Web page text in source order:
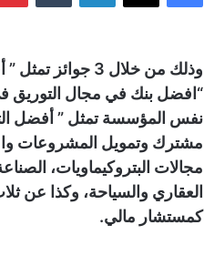
وذلك من خلال 3
نفس المؤسسة تمثل ” أفضل
مشترك وتمويل المشروعات
مجالات البتروكيماويات،
العقاري والسياحة، وكذا عن
كمستشار مالي.